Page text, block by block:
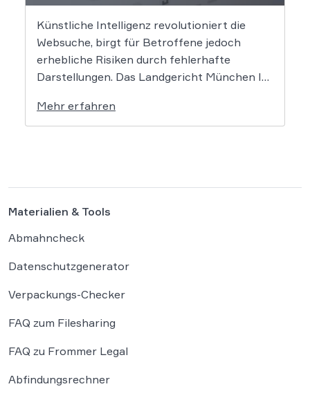
Künstliche Intelligenz revolutioniert die
Websuche, birgt für Betroffene jedoch
erhebliche Risiken durch fehlerhafte
Darstellungen. Das Landgericht München I
rechtliche Grenzen. Werden durch die
automatisierten KI-Zusammenfassungen
Mehr erfahren
Materialien & Tools
Abmahncheck
Datenschutzgenerator
Verpackungs-Checker
FAQ zum Filesharing
FAQ zu Frommer Legal
Abfindungsrechner